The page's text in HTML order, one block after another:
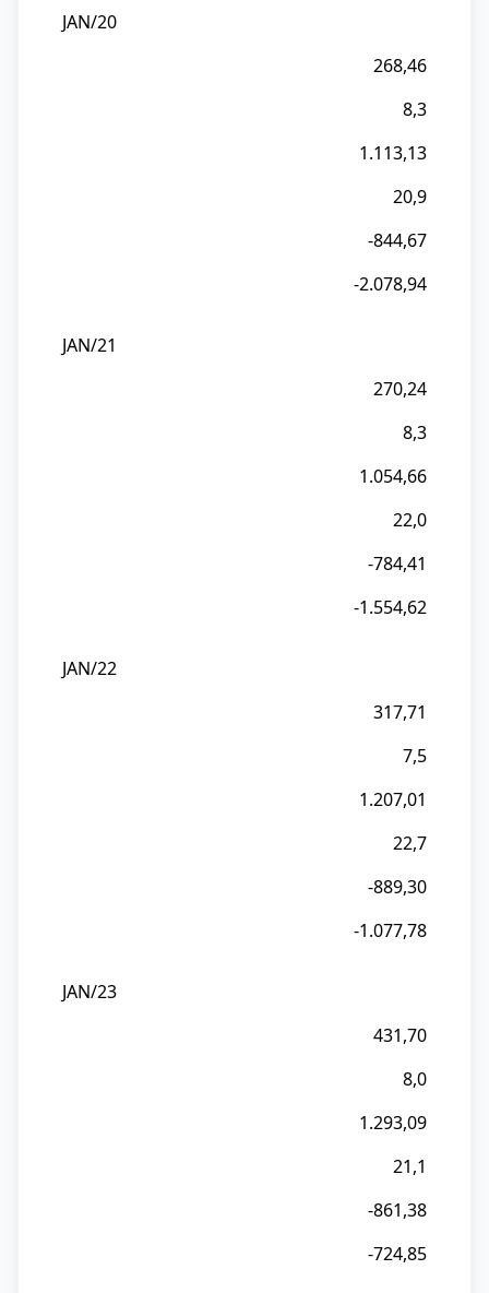
JAN/20
268,46
8,3
1.113,13
20,9
-844,67
-2.078,94
JAN/21
270,24
8,3
1.054,66
22,0
-784,41
-1.554,62
JAN/22
317,71
7,5
1.207,01
22,7
-889,30
-1.077,78
JAN/23
431,70
8,0
1.293,09
21,1
-861,38
-724,85